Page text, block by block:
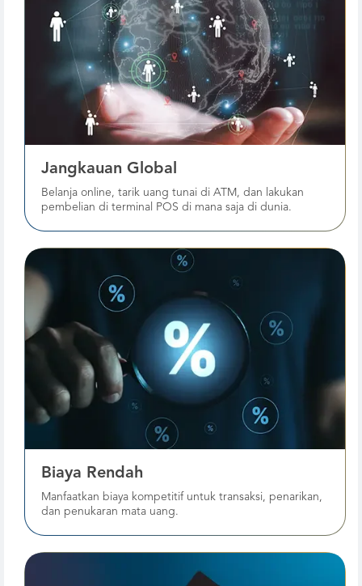
Jangkauan Global
Belanja online, tarik uang tunai di ATM, dan lakukan
pembelian di terminal POS di mana saja di dunia.
Biaya Rendah
Manfaatkan biaya kompetitif untuk transaksi, penarikan,
dan penukaran mata uang.